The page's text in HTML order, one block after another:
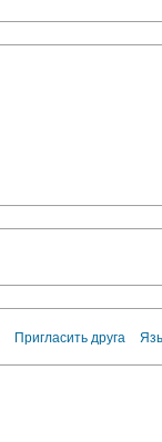
Пригласить друга